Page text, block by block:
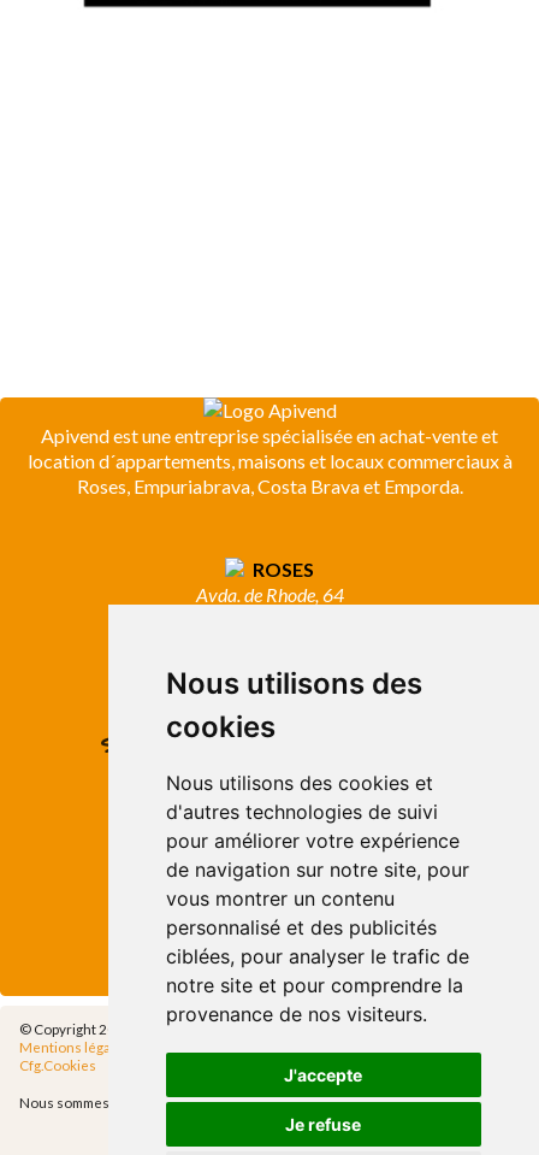
Nous utilisons des
cookies
Nous utilisons des cookies et
d'autres technologies de suivi
pour améliorer votre expérience
de navigation sur notre site, pour
vous montrer un contenu
personnalisé et des publicités
ciblées, pour analyser le trafic de
notre site et pour comprendre la
provenance de nos visiteurs.
J'accepte
Je refuse
Apivend est une entreprise spécialisée en achat-vente et
location d´appartements, maisons et locaux commerciaux à
Roses, Empuriabrava, Costa Brava et Emporda.
ROSES
Avda. de Rhode, 64
info@apivend.com
Suivez-
© Copyright 2014 - Apivend 2000 SL |
Mentions légales
Cfg.Cookies
Nous sommes membres de